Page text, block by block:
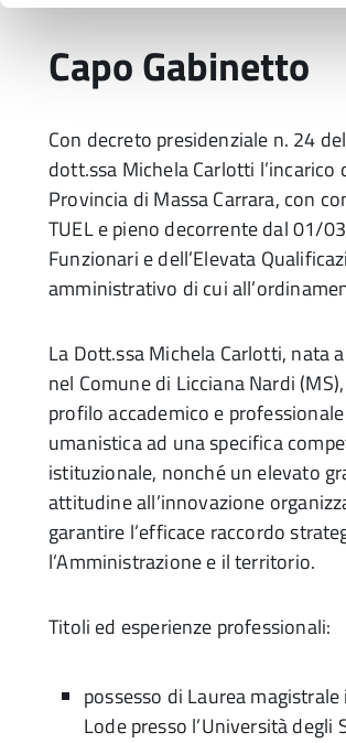
Capo Gabinetto
Con decreto presidenziale n. 24
dott.ssa Michela Carlotti l’incarico
Provincia di Massa Carrara, con
TUEL e pieno decorrente dal 01/
Funzionari e dell’Elevata
amministrativo di cui
La Dott.ssa Michela Carlotti, nata
nel Comune di Licciana Nardi
profilo accademico e
umanistica ad una specifica
istituzionale, nonché un elevato
attitudine all’innovazione
garantire l’efficace raccordo
l’Amministrazione e il territorio.
Titoli ed esperienze professionali:
possesso di Laurea
Lode presso l’Università